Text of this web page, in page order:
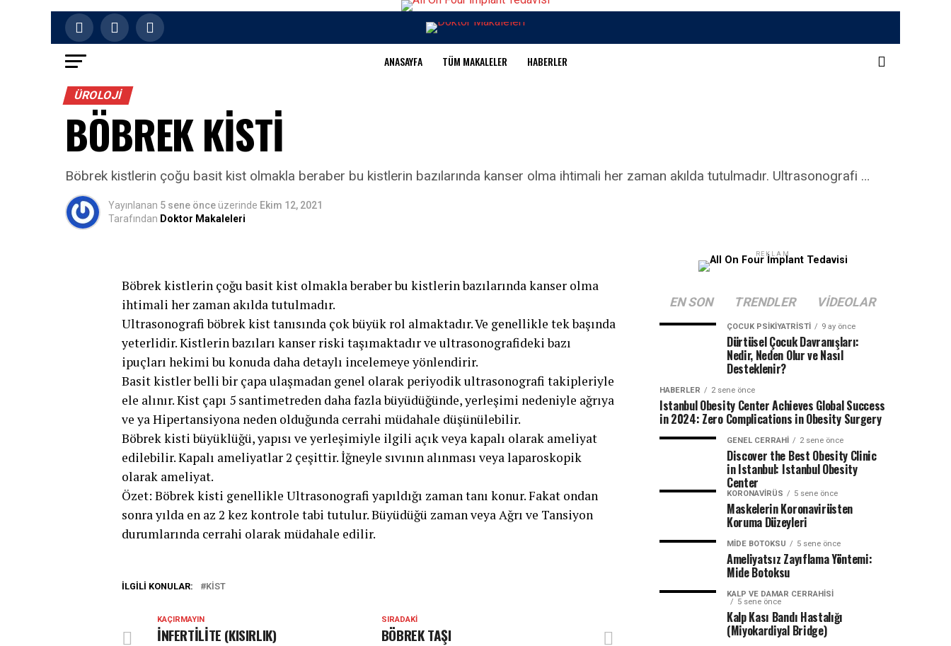
ANASAYFA TÜM MAKALELER HABERLER
ÜROLOJI
BÖBREK KİSTİ
Böbrek kistlerin çoğu basit kist olmakla beraber bu kistlerin bazılarında kanser olma ihtimali her zaman akılda tutulmadır. Ultrasonografi …
Yayınlanan 5 sene önce üzerinde Ekim 12, 2021
Tarafından Doktor Makaleleri
Böbrek kistlerin çoğu basit kist olmakla beraber bu kistlerin bazılarında kanser olma
ihtimali her zaman akılda tutulmadır.
Ultrasonografi böbrek kist tanısında çok büyük rol almaktadır. Ve genellikle tek başında
yeterlidir. Kistlerin bazıları kanser riski taşımaktadır ve ultrasonografideki bazı
ipuçları hekimi bu konuda daha detaylı incelemeye yönlendirir.
Basit kistler belli bir çapa ulaşmadan genel olarak periyodik ultrasonografi takipleriyle
ele alınır. Kist çapı 5 santimetreden daha fazla büyüdüğünde, yerleşimi nedeniyle ağrıya
ve ya Hipertansiyona neden olduğunda cerrahi müdahale düşünülebilir.
Böbrek kisti büyüklüğü, yapısı ve yerleşimiyle ilgili açık veya kapalı olarak ameliyat
edilebilir. Kapalı ameliyatlar 2 çeşittir. İğneyle sıvının alınması veya laparoskopik
olarak ameliyat.
Özet: Böbrek kisti genellikle Ultrasonografi yapıldığı zaman tanı konur. Fakat ondan
sonra yılda en az 2 kez kontrole tabi tutulur. Büyüdüğü zaman veya Ağrı ve Tansiyon
durumlarında cerrahi olarak müdahale edilir.
İLGILI KONULAR: KIST
SIRADAKI
BÖBREK TAŞI
KAÇIRMAYIN
İNFERTİLİTE (KISIRLIK)
REKLAM
EN SON TRENDLER VIDEOLAR
ÇOCUK PSIKIYATRISTI 9 ay önce
Dürtüsel Çocuk Davranışları:
Nedir, Neden Olur ve Nasıl
Desteklenir?
HABERLER 2 sene önce
Istanbul Obesity Center Achieves Global Success
in 2024: Zero Complications in Obesity Surgery
GENEL CERRAHI 2 sene önce
Discover the Best Obesity Clinic
in Istanbul: Istanbul Obesity
Center
KORONAVIRÜS 5 sene önce
Maskelerin Koronavirüsten
Koruma Düzeyleri
MIDE BOTOKSU 5 sene önce
Ameliyatsız Zayıflama Yöntemi:
Mide Botoksu
KALP VE DAMAR CERRAHISI
5 sene önce
Kalp Kası Bandı Hastalığı
(Miyokardiyal Bridge)